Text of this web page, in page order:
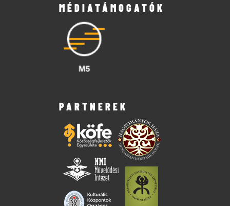
MÉDIATÁMOGATÓK
PARTNEREK